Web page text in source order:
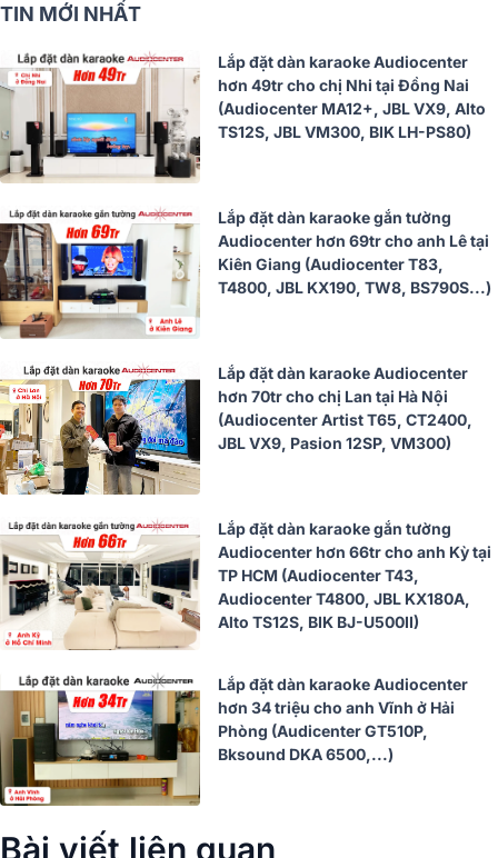
TIN MỚI NHẤT
Lắp đặt dàn karaoke Audiocenter
hơn 49tr cho chị Nhi tại Đồng Nai
(Audiocenter MA12+, JBL VX9, Alto
TS12S, JBL VM300, BIK LH-PS80)
Lắp đặt dàn karaoke gắn tường
Audiocenter hơn 69tr cho anh Lê tại
Kiên Giang (Audiocenter T83,
T4800, JBL KX190, TW8, BS790S...)
Lắp đặt dàn karaoke Audiocenter
hơn 70tr cho chị Lan tại Hà Nội
(Audiocenter Artist T65, CT2400,
JBL VX9, Pasion 12SP, VM300)
Lắp đặt dàn karaoke gắn tường
Audiocenter hơn 66tr cho anh Kỳ tại
TP HCM (Audiocenter T43,
Audiocenter T4800, JBL KX180A,
Alto TS12S, BIK BJ-U500II)
Lắp đặt dàn karaoke Audiocenter
hơn 34 triệu cho anh Vĩnh ở Hải
Phòng (Audicenter GT510P,
Bksound DKA 6500,...)
Bài viết liên quan